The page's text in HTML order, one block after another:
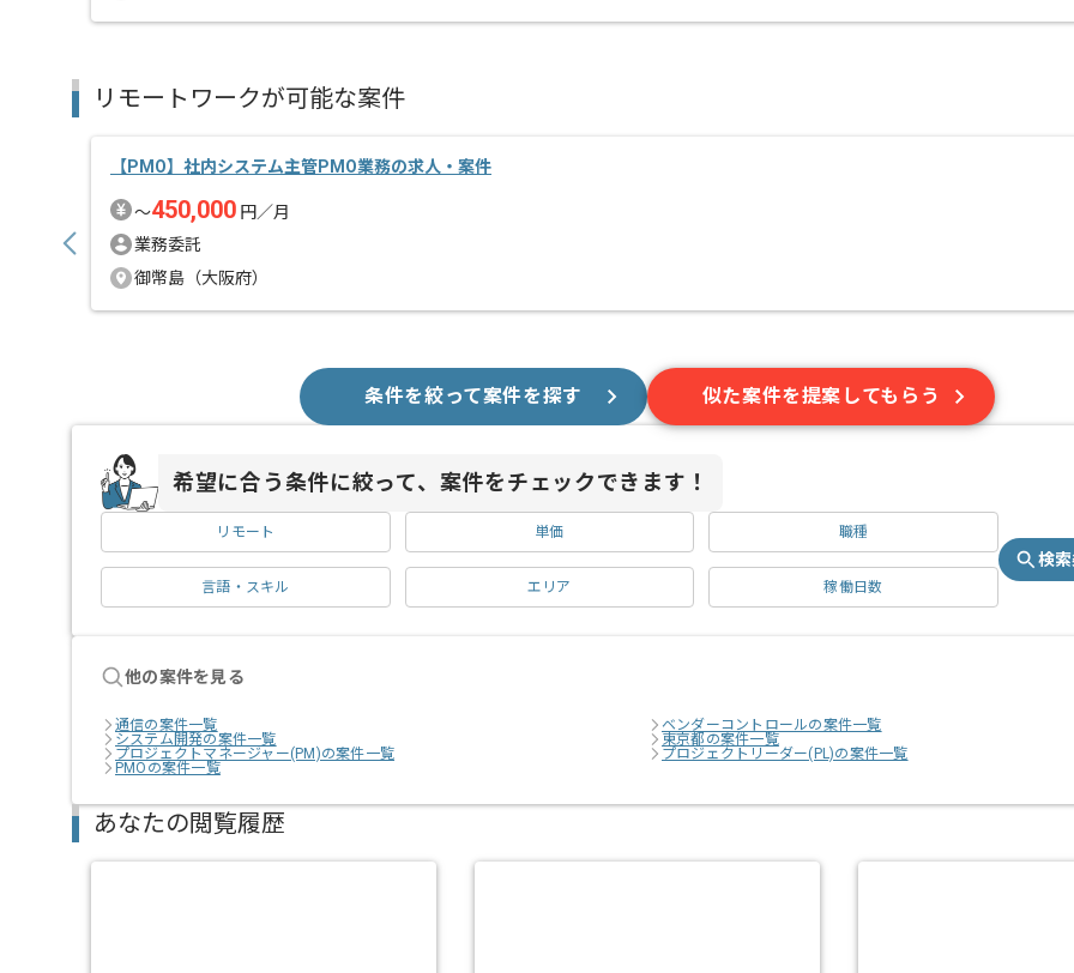
リモートワークが可能な案件
【PMO】社内システム主管PMO業務の求人・案件
〜450,000 円／月
業務委託
御幣島（大阪府）
条件を絞って案件を探す 似た案件を提案してもらう
希望に合う条件に絞って、案件をチェックできます！
リモート 単価 職種
言語・スキル エリア 稼働日数
検
他の案件を見る
通信の案件一覧
ベンダーコントロールの案件一覧
システム開発の案件一覧
東京都の案件一覧
プロジェクトマネージャー(PM)の案件一覧
プロジェクトリーダー(PL)の案件一覧
PMOの案件一覧
あなたの閲覧履歴